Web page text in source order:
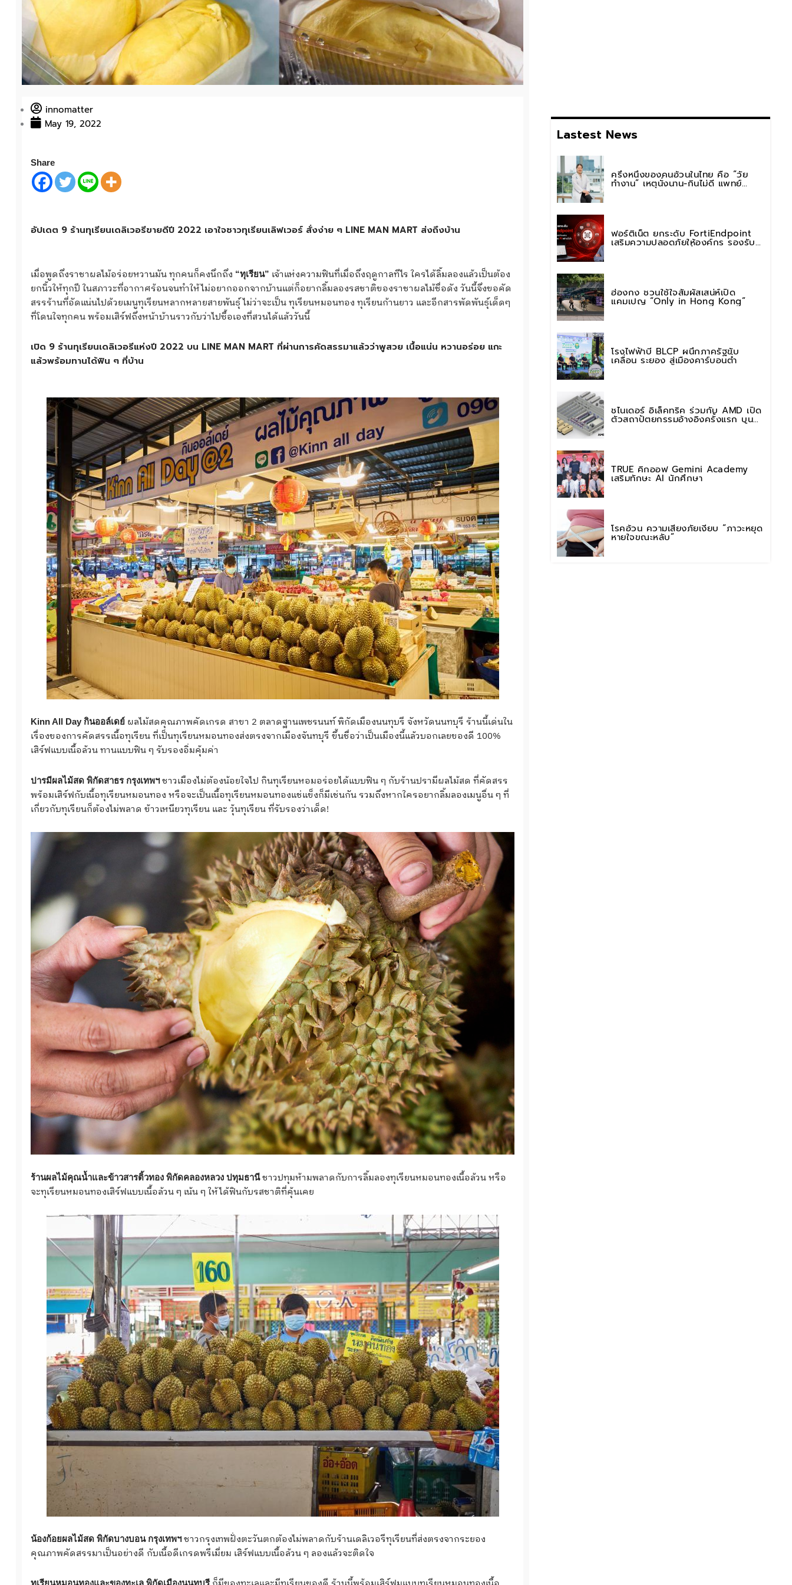
innomatter
May 19, 2022
Share
อัปเดต 9 ร้านทุเรียนเดลิเวอรีขายดีปี 2022 เอาใจชาวทุเรียนเลิฟเวอร์ สั่งง่าย ๆ LINE MAN MART ส่งถึงบ้าน
เมื่อพูดถึงราชาผลไม้อร่อยหวานมัน ทุกคนก็คงนึกถึง “ทุเรียน” เจ้าแห่งความฟินที่เมื่อถึงฤดูกาลทีไร ใครได้ลิ้มลองแล้วเป็นต้อง
ยกนิ้วให้ทุกปี ในสภาวะที่อากาศร้อนจนทำให้ไม่อยากออกจากบ้านแต่ก็อยากลิ้มลองรสชาติของราชาผลไม้ชื่อดัง วันนี้จึงขอคัด
สรรร้านที่อัดแน่นไปด้วยเมนูทุเรียนหลากหลายสายพันธุ์ ไม่ว่าจะเป็น ทุเรียนหมอนทอง ทุเรียนก้านยาว และอีกสารพัดพันธุ์เด็ดๆ
ที่โดนใจทุกคน พร้อมเสิร์ฟถึงหน้าบ้านราวกับว่าไปซื้อเองที่สวนได้แล้ววันนี้
เปิด 9 ร้านทุเรียนเดลิเวอรีแห่งปี 2022 บน LINE MAN MART ที่ผ่านการคัดสรรมาแล้วว่าพูสวย เนื้อแน่น หวานอร่อย แกะ
แล้วพร้อมทานได้ฟิน ๆ ที่บ้าน
Kinn All Day กินออล์เดย์ผลไม้สดคุณภาพคัดเกรด สาขา 2 ตลาดฐานเพชรนนท์ พิกัดเมืองนนทุบรี จังหวัดนนทบุรี ร้านนี้เด่นใน
เรื่องของการคัดสรรเนื้อทุเรียน ที่เป็นทุเรียนหมอนทองส่งตรงจากเมืองจันทบุรี ขึ้นชื่อว่าเป็นเมืองนี้แล้วบอกเลยของดี 100%
เสิร์ฟแบบเนื้อล้วน ทานแบบฟิน ๆ รับรองอิ่มคุ้มค่า
ปารมีผลไม้สด พิกัดสาธร กรุงเทพฯชาวเมืองไม่ต้องน้อยใจไป กินทุเรียนหอมอร่อยได้แบบฟิน ๆ กับร้านปรามีผลไม้สด ที่คัดสรร
พร้อมเสิร์ฟกับเนื้อทุเรียนหมอนทอง หรือจะเป็นเนื้อทุเรียนหมอนทองแช่แข็งก็มีเช่นกัน รวมถึงหากใครอยากลิ้มลองเมนูอื่น ๆ ที่
เกี่ยวกับทุเรียนก็ต้องไม่พลาด ข้าวเหนียวทุเรียน และ วุ้นทุเรียน ที่รับรองว่าเด็ด!
ร้านผลไม้คุณน้ำและข้าวสารติ้วทอง พิกัดคลองหลวง ปทุมธานีชาวปทุมห้ามพลาดกับการลิ้มลองทุเรียนหมอนทองเนื้อล้วน หรือ
จะทุเรียนหมอนทองเสิร์ฟแบบเนื้อล้วน ๆ เน้น ๆ ให้ได้ฟินกับรสชาติที่คุ้นเคย
น้องก้อยผลไม้สด พิกัดบางบอน กรุงเทพฯชาวกรุงเทพฝั่งตะวันตกต้องไม่พลาดกับร้านเดลิเวอรีทุเรียนที่ส่งตรงจากระยอง
คุณภาพคัดสรรมาเป็นอย่างดี กับเนื้อดีเกรดพรีเมี่ยม เสิร์ฟแบบเนื้อล้วน ๆ ลองแล้วจะติดใจ
Lastest News
ครึ่งหนึ่งของคนอ้วนในไทย คือ “วัย
ทำงาน” เหตุนั่งนาน-กินไม่ดี แพทย์
รพ.วิมุต พหลโยธิน เตือน “อย่าดูแค่เลข
ฟอร์ติเน็ต ยกระดับ FortiEndpoint
เสริมความปลอดภัยให้องค์กร รองรับ
ฮ่องกง ชวนใช้ใจสัมผัสเสน่ห์เปิด
แคมเปญ “Only in Hong Kong”
โรงไฟฟ้าบี BLCP ผนึกภาครัฐขับ
เคลื่อน ระยอง สู่เมืองคาร์บอนต่ำ
ชไนเดอร์ อิเล็คทริค ร่วมกับ AMD เปิด
ตัวสถาปัตยกรรมอ้างอิงครั้งแรก บน
แพลตฟอร์ม “Helios” เร่งการติดตั้งใช้
TRUE คิกออฟ Gemini Academy
เสริมทักษะ AI นักศึกษา
โรคอ้วน ความเสี่ยงภัยเงียบ “ภาวะหยุด
หายใจขณะหลับ”